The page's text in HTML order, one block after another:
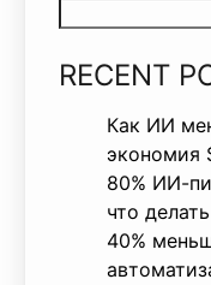
RECENT
Как ИИ
экономия
80% ИИ-
что
40%